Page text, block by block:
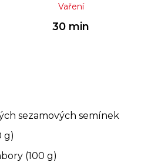
Vaření
30 min
sezamových semínek
g)
(100 g)